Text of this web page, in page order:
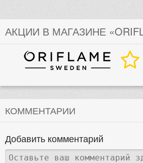
АКЦИИ В МАГАЗИНЕ
КОММЕНТАРИИ
Добавить комментарий